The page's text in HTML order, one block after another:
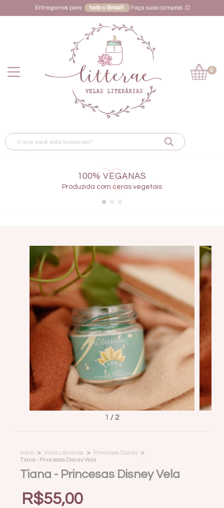
Entregamos para todo o Brasil! Faça suas compras :D
0
100% VEGANAS
Produzida com ceras vegetais
1 / 2
Início > Velas Literárias > Princesas Disney >
Tiana - Princesas Disney Vela
Tiana - Princesas Disney Vela
R$55,00